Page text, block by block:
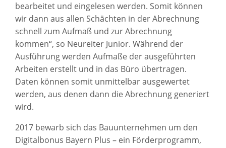
bearbeitet und eingelesen werden. Somit können
wir dann aus allen Schächten in der Abrechnung
schnell zum Aufmaß und zur Abrechnung
kommen“, so Neureiter Junior. Während der
Ausführung werden Aufmaße der ausgeführten
Arbeiten erstellt und in das Büro übertragen.
Daten können somit unmittelbar ausgewertet
werden, aus denen dann die Abrechnung generiert
wird.
2017 bewarb sich das Bauunternehmen um den
Digitalbonus Bayern Plus – ein Förderprogramm,